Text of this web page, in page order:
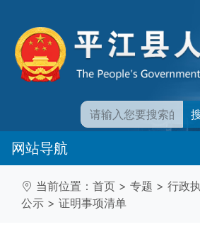
网站导航
当前位置： 首页 > 专题 > 行政
公示 > 证明事项清单